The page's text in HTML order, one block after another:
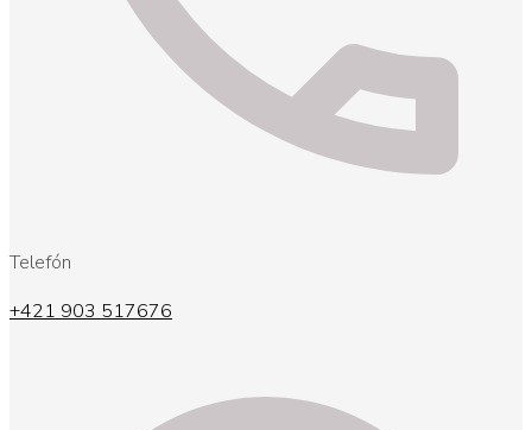
Telefón
+421 903 517676